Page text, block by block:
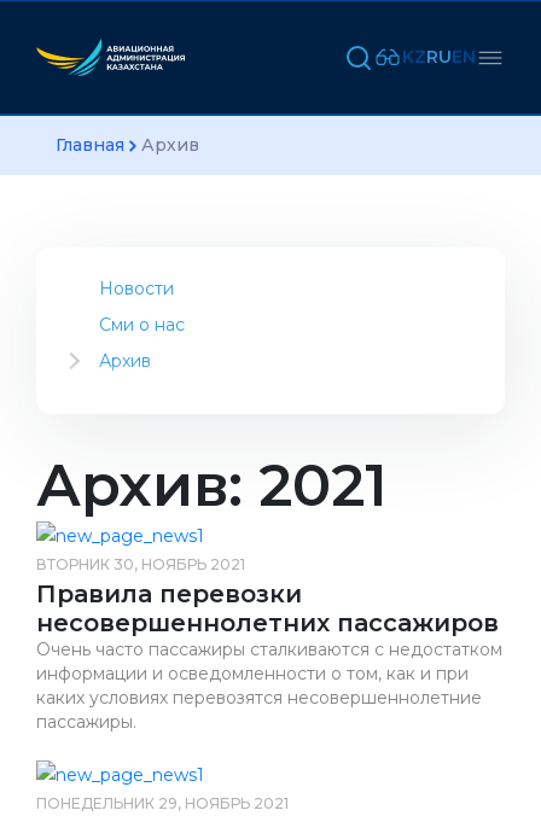
KZRUEN
Главная Архив
Новости
Сми о нас
Архив
2020
2019
Архив: 2021
ВТОРНИК 30, НОЯБРЬ 2021
Правила перевозки
несовершеннолетних пассажиров
Очень часто пассажиры сталкиваются с недостатком
информации и осведомленности о том, как и при
каких условиях перевозятся несовершеннолетние
пассажиры.
ПОНЕДЕЛЬНИК 29, НОЯБРЬ 2021